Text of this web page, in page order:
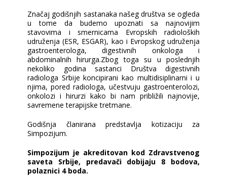
Značaj godišnjih sastanaka našeg društva se ogleda
u tome da budemo upoznati sa najnovijim
stavovima i smernicama Evropskih radioloških
udruženja (ESR, ESGAR), kao i Evropskog udruženja
gastroenterologa, digestivnih onkologa i
abdominalnih hirurga.Zbog toga su u poslednjih
nekoliko godina sastanci Društva digestivnih
radiologa Srbije koncipirani kao multidisiplinarni i u
njima, pored radiologa, učestvuju gastroenterolozi,
onkolozi i hirurzi kako bi nam približili najnovije,
savremene terapijske tretmane.
Godišnja članirana predstavlja kotizaciju za
Simpozijum.
Simpozijum je akreditovan kod Zdravstvenog
saveta Srbije, predavači dobijaju 8 bodova,
polaznici 4 boda.